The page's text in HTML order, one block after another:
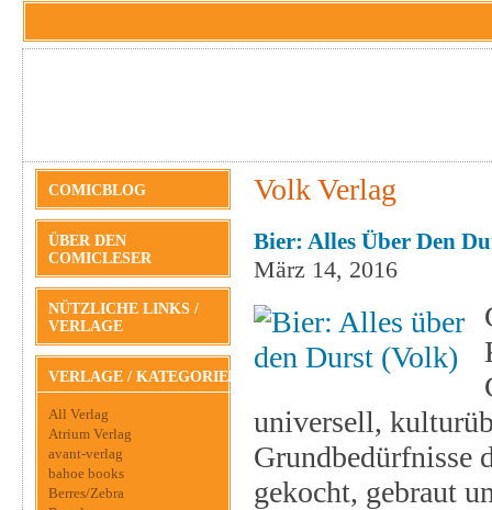
COMICBLOG
ÜBER DEN
COMICLESER
NÜTZLICHE LINKS /
VERLAGE
VERLAGE / KATEGORIEN
All Verlag
Atrium Verlag
avant-verlag
bahoe books
Berres/Zebra
Volk Verlag
Bier: Alles Über Den
März 14, 2016
universell,
Grundbedürfnisse
gekocht, gebraut